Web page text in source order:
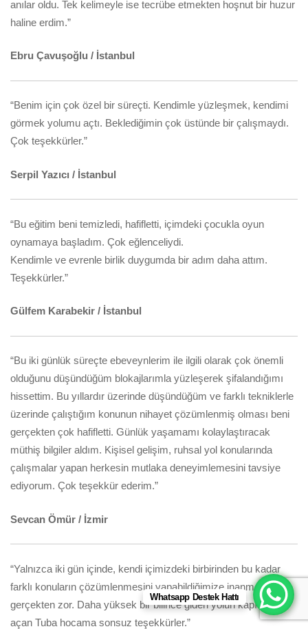
anılar oldu. Tek kelimeyle ise tecrübe etmekten hoşnut bir huzur
haline erdim.”
Ebru Çavuşoğlu / İstanbul
“Benim için çok özel bir süreçti. Kendimle yüzleşmek, kendimi
görmek yolumu açtı. Beklediğimin çok üstünde bir çalışmaydı.
Çok teşekkürler.”
Serpil Yazıcı / İstanbul
“Bu eğitim beni temizledi, hafifletti, içimdeki çocukla oyun
oynamaya başladım. Çok eğlenceliydi.
Kendimle ve evrenle birlik duygumda bir adım daha attım.
Teşekkürler.”
Gülfem Karabekir / İstanbul
“Bu iki günlük süreçte ebeveynlerim ile ilgili olarak çok önemli
olduğunu düşündüğüm blokajlarımla yüzleşerek şifalandığımı
hissettim. Bu yıllardır üzerinde düşündüğüm ve farklı tekniklerle
üzerinde çalıştığım konunun nihayet çözümlenmiş olması beni
gerçekten çok hafifletti. Günlük yaşamamı kolaylaştıracak
müthiş bilgiler aldım. Kişisel gelişim, ruhsal yol konularında
çalışmalar yapan herkesin mutlaka deneyimlemesini tavsiye
ediyorum. Çok teşekkür ederim.”
Sevcan Ömür / İzmir
“Yalnızca iki gün içinde, kendi içimizdeki birbirinden bu kadar
farklı konuların çözümlenmesini yapabildiğimize inanmak
gerçekten zor. Daha yüksek bir bilince giden yolun kapısını
açan Tuba hocama sonsuz teşekkürler.”
Whatsapp Destek Hattı